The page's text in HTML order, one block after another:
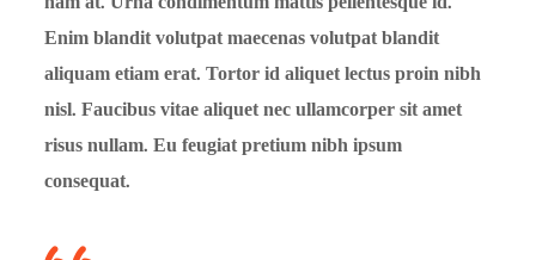
Enim blandit volutpat maecenas volutpat blandit
aliquam etiam erat. Tortor id aliquet lectus proin nibh
nisl. Faucibus vitae aliquet nec ullamcorper sit amet
risus nullam. Eu feugiat pretium nibh ipsum
consequat.